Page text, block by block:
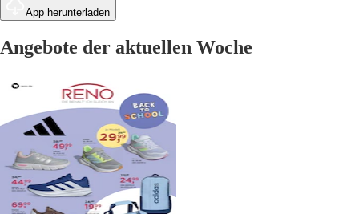
App herunterladen
Angebote der aktuellen Woche